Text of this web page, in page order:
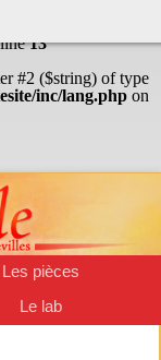
13
#2 ($string) of type
inc/lang.php on
Les pièces
Le lab